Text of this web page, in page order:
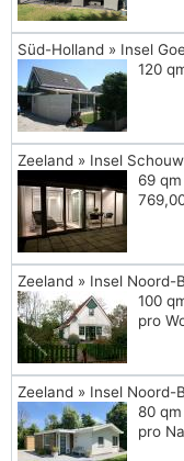
Süd-Holland » Insel
120
Zeeland » Insel
69 qm
Zeeland » Insel Noord-
100
pro
Zeeland » Insel Noord-
80 qm
pro